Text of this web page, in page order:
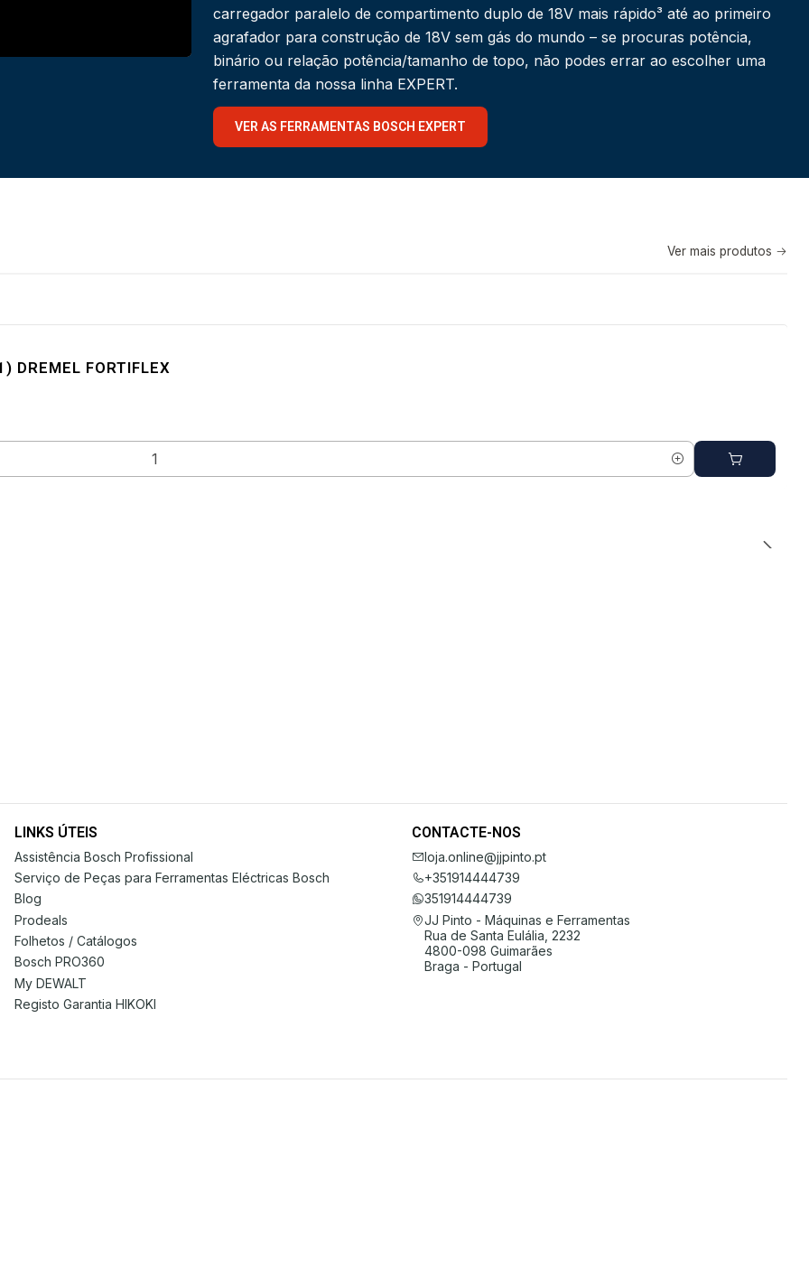
carregador paralelo de compartimento duplo de 18V mais rápido³ até ao primeiro
agrafador para construção de 18V sem gás do mundo – se procuras potência,
binário ou relação potência/tamanho de topo, não podes errar ao escolher uma
ferramenta da nossa linha EXPERT.
VER AS FERRAMENTAS BOSCH EXPERT
Ver mais produtos
DREMEL FORTIFLEX
LINKS ÚTEIS
Assistência Bosch Profissional
Serviço de Peças para Ferramentas Eléctricas Bosch
Blog
Prodeals
Folhetos / Catálogos
Bosch PRO360
My DEWALT
Registo Garantia HIKOKI
CONTACTE-NOS
loja.online@jjpinto.pt
+351914444739
351914444739
JJ Pinto - Máquinas e Ferramentas
Rua de Santa Eulália, 2232
4800-098 Guimarães
Braga - Portugal